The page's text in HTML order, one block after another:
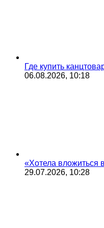
Где купить
06.08.2026, 10:18
«Хотела вложиться
29.07.2026, 10:28